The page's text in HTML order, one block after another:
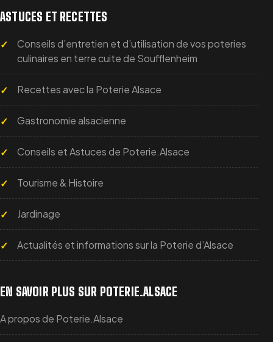
ASTUCES ET RECETTES
Conseils d’entretien et d’utilisation de vos poteries
culinaires en terre cuite de Soufflenheim
Recettes avec la Poterie Alsace
Gastronomie alsacienne
Conseils et Astuces de Poterie.Alsace
Tourisme & Histoire
Jardinage
Actualités et informations sur la Poterie d’Alsace
EN SAVOIR PLUS SUR POTERIE.ALSACE
A propos de Poterie.Alsace